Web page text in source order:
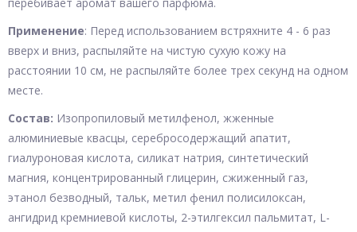
Применение: Перед использованием встряхните 4 - 6 раз
вверх и вниз, распыляйте на чистую сухую кожу на
расстоянии 10 см, не распыляйте более трех секунд на одном
месте.
Состав: Изопропиловый метилфенол, жженные
алюминиевые квасцы, серебросодержащий апатит,
гиалуроновая кислота, силикат натрия, синтетический
магния, концентрированный глицерин, сжиженный газ,
этанол безводный, тальк, метил фенил полисилоксан,
ангидрид кремниевой кислоты, 2-этилгексил пальмитат, L-